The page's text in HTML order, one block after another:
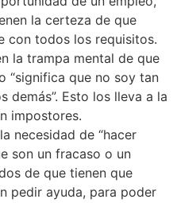
la certeza de que
con todos los requisitos.
la trampa mental de que
“significa que no soy tan
demás”. Esto los lleva a la
impostores.
necesidad de “hacer
son un fracaso o un
de que tienen que
pedir ayuda, para poder